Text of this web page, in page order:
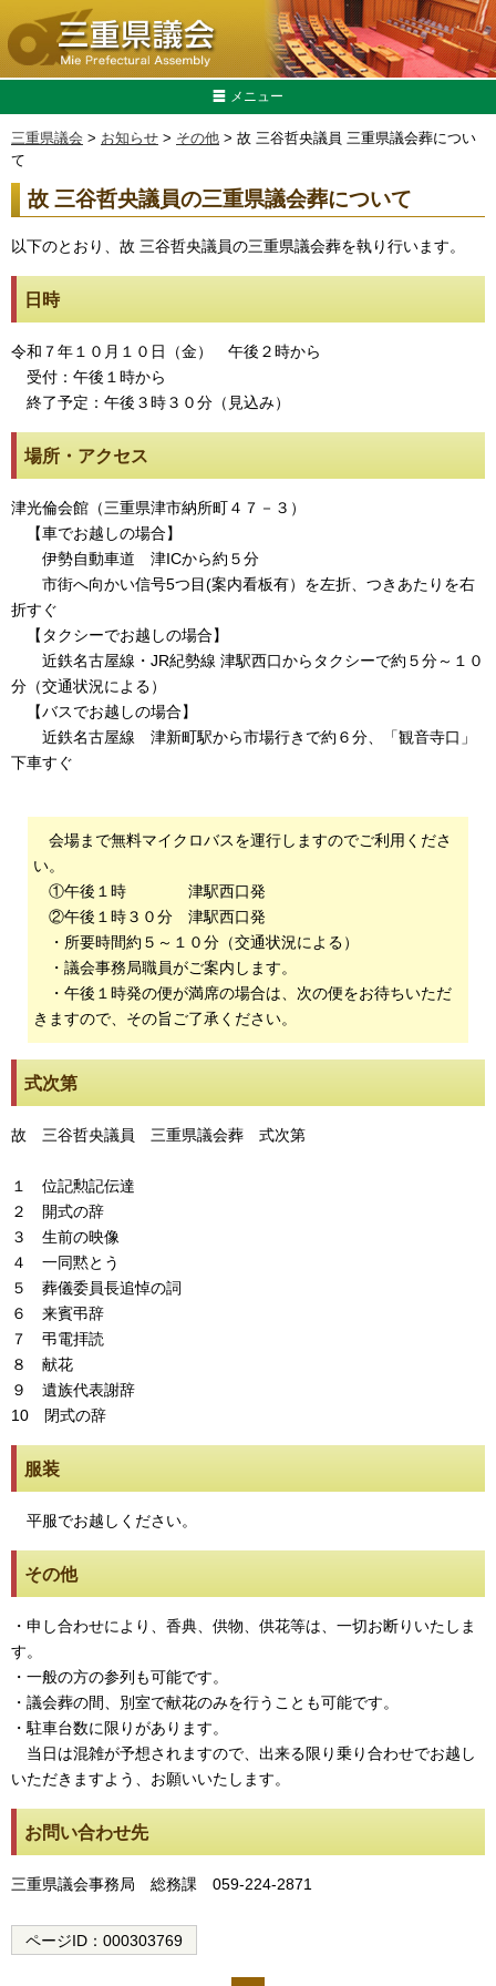
メニュー
三重県議会 > お知らせ > その他 > 故 三谷哲央議員 三重県議会葬につい
て
故 三谷哲央議員の三重県議会葬について
以下のとおり、故 三谷哲央議員の三重県議会葬を執り行います。
日時
令和７年１０月１０日（金） 午後２時から
受付：午後１時から
終了予定：午後３時３０分（見込み）
場所・アクセス
津光倫会館（三重県津市納所町４７－３）
【車でお越しの場合】
伊勢自動車道 津ICから約５分
市街へ向かい信号5つ目(案内看板有）を左折、つきあたりを右
折すぐ
【タクシーでお越しの場合】
近鉄名古屋線・JR紀勢線 津駅西口からタクシーで約５分～１０
分（交通状況による）
【バスでお越しの場合】
近鉄名古屋線 津新町駅から市場行きで約６分、「観音寺口」
下車すぐ
会場まで無料マイクロバスを運行しますのでご利用くださ
い。
①午後１時 津駅西口発
②午後１時３０分 津駅西口発
・所要時間約５～１０分（交通状況による）
・議会事務局職員がご案内します。
・午後１時発の便が満席の場合は、次の便をお待ちいただ
きますので、その旨ご了承ください。
式次第
故 三谷哲央議員 三重県議会葬 式次第
１ 位記勲記伝達
２ 開式の辞
３ 生前の映像
４ 一同黙とう
５ 葬儀委員長追悼の詞
６ 来賓弔辞
７ 弔電拝読
８ 献花
９ 遺族代表謝辞
10 閉式の辞
服装
平服でお越しください。
その他
・申し合わせにより、香典、供物、供花等は、一切お断りいたしま
す。
・一般の方の参列も可能です。
・議会葬の間、別室で献花のみを行うことも可能です。
・駐車台数に限りがあります。
当日は混雑が予想されますので、出来る限り乗り合わせでお越し
いただきますよう、お願いいたします。
お問い合わせ先
三重県議会事務局 総務課 059-224-2871
ページID： 000303769